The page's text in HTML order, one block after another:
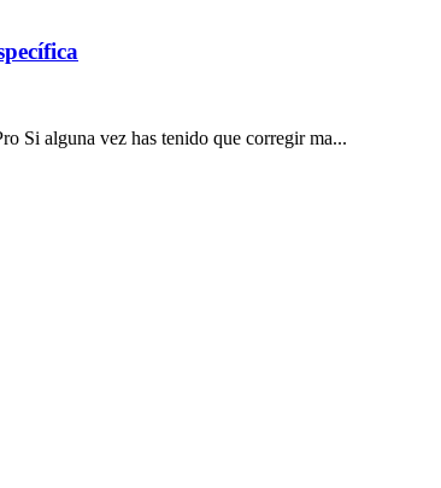
Si alguna vez has tenido que corregir ma...